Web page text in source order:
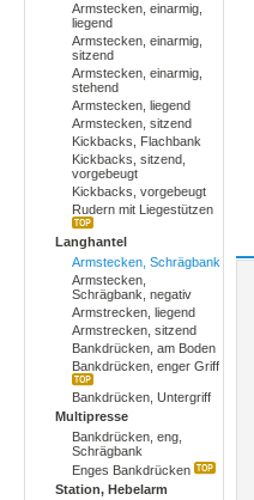
Armstecken, einarmig,
liegend
Armstecken, einarmig,
sitzend
Armstecken, einarmig,
stehend
Armstecken, liegend
Armstecken, sitzend
Kickbacks, Flachbank
Kickbacks, sitzend,
vorgebeugt
Kickbacks, vorgebeugt
Rudern mit Liegestützen
Langhantel
Armstecken, Schrägbank
Armstecken,
Schrägbank, negativ
Armstrecken, liegend
Armstrecken, sitzend
Bankdrücken, am Boden
Bankdrücken, enger Griff
Bankdrücken, Untergriff
Multipresse
Bankdrücken, eng,
Schrägbank
Enges Bankdrücken
Station, Hebelarm